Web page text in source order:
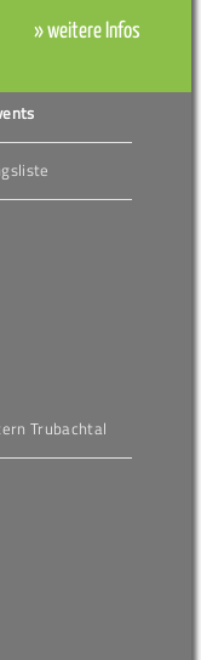
» weitere Infos
Trubachtal